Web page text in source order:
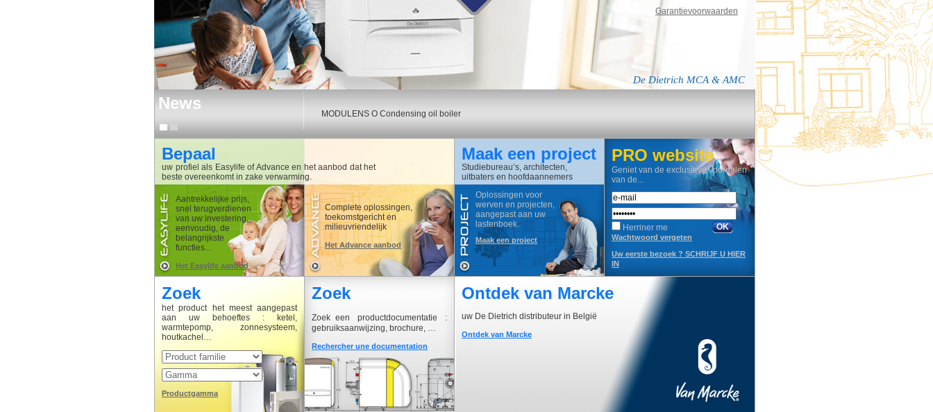
Garantievoorwaarden
De Dietrich MCA & AMC
News
MODULENS G gas condensing boiler
Bepaal
uw profiel als Easylife of Advance en het aanbod dat het
beste overeenkomt in zake verwarming.
Aantrekkelijke prijs,
snel terugverdienen
van uw investering,
eenvoudig, de
belangrijkste
functies...
Het Easylife aanbod
Complete oplossingen,
toekomstgericht en
milieuvriendelijk
Het Advance aanbod
Maak een project
Studiebureau’s, architecten,
uitbaters en hoofdaannemers
Oplossingen voor
werven en projecten,
aangepast aan uw
lastenboek.
Maak een project
PRO website
Geniet van de exclusieve voordelen
van de...
Herriner me
Wachtwoord vergeten
Uw eerste bezoek ? SCHRIJF U HIER
IN
Zoek
het product het meest aangepast
aan uw behoeftes : ketel,
warmtepomp, zonnesysteem,
houtkachel…
Productgamma
Zoek
Zoek een productdocumentatie :
gebruiksaanwijzing, brochure, …
Rechercher une documentation
Ontdek van Marcke
uw De Dietrich distributeur in België
Ontdek van Marcke